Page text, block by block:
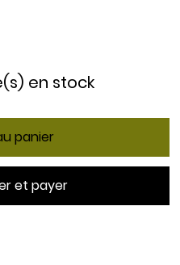
en stock
panier
et payer